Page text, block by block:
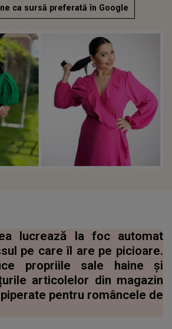
ca sursă preferată în Google
lucrează la foc automat
pe care îl are pe picioare.
propriile sale haine și
articolelor din magazin
pentru româncele de